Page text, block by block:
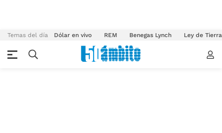
Temas del día Dólar en vivo REM Benegas Lynch Ley de